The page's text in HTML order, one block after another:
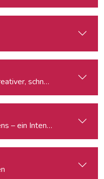
schneller
– ein Intensiv-Workshop